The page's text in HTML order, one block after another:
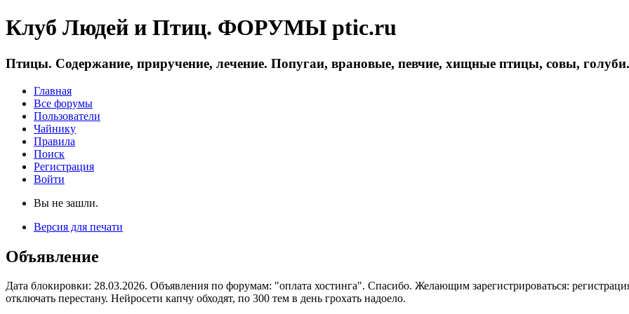
Клуб Людей и Птиц. ФОРУМЫ ptic.ru
Птицы. Содержание, приручение, лечение. Попугаи, врановые, певчие, хищные птицы, совы, голуби.
Главная
Все форумы
Пользователи
Чайнику
Правила
Поиск
Регистрация
Войти
Вы не зашли.
Версия для печати
Объявление
Дата блокировки: 28.03.2026. Объявления по форумам: "оплата хостинга". Спасибо. Желающим зарегистрироваться:
отключать перестану. Нейросети капчу обходят, по 300 тем в день грохать надоело.